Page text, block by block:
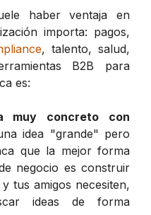
haber ventaja en
importa: pagos,
, talento, salud,
B2B para
es:
muy concreto con
idea "grande" pero
que la mejor forma
negocio es construir
tus amigos necesiten,
ideas de forma